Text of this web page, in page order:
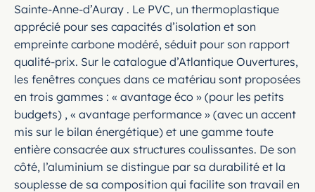
Sainte-Anne-d’Auray . Le PVC, un thermoplastique
apprécié pour ses capacités d’isolation et son
empreinte carbone modéré, séduit pour son rapport
qualité-prix. Sur le catalogue d’Atlantique Ouvertures,
les fenêtres conçues dans ce matériau sont proposées
en trois gammes : « avantage éco » (pour les petits
budgets) , « avantage performance » (avec un accent
mis sur le bilan énergétique) et une gamme toute
entière consacrée aux structures coulissantes. De son
côté, l’aluminium se distingue par sa durabilité et la
souplesse de sa composition qui facilite son travail en